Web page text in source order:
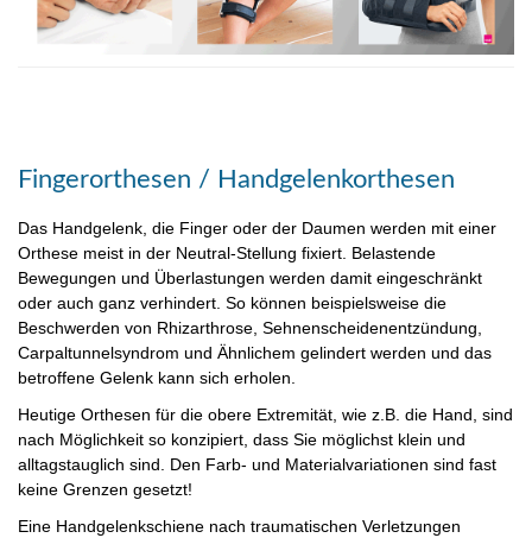
Fingerorthesen / Handgelenkorthesen
Das Handgelenk, die Finger oder der Daumen werden mit einer
Orthese meist in der Neutral-Stellung fixiert. Belastende
Bewegungen und Überlastungen werden damit eingeschränkt
oder auch ganz verhindert. So können beispielsweise die
Beschwerden von Rhizarthrose, Sehnenscheidenentzündung,
Carpaltunnelsyndrom und Ähnlichem gelindert werden und das
betroffene Gelenk kann sich erholen.
Heutige Orthesen für die obere Extremität, wie z.B. die Hand, sind
nach Möglichkeit so konzipiert, dass Sie möglichst klein und
alltagstauglich sind. Den Farb- und Materialvariationen sind fast
keine Grenzen gesetzt!
Eine Handgelenkschiene nach traumatischen Verletzungen